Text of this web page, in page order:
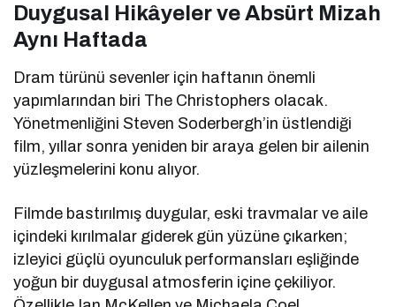
Duygusal Hikâyeler ve Absürt Mizah
Aynı Haftada
Dram türünü sevenler için haftanın önemli
yapımlarından biri The Christophers olacak.
Yönetmenliğini Steven Soderbergh’in üstlendiği
film, yıllar sonra yeniden bir araya gelen bir ailenin
yüzleşmelerini konu alıyor.
Filmde bastırılmış duygular, eski travmalar ve aile
içindeki kırılmalar giderek gün yüzüne çıkarken;
izleyici güçlü oyunculuk performansları eşliğinde
yoğun bir duygusal atmosferin içine çekiliyor.